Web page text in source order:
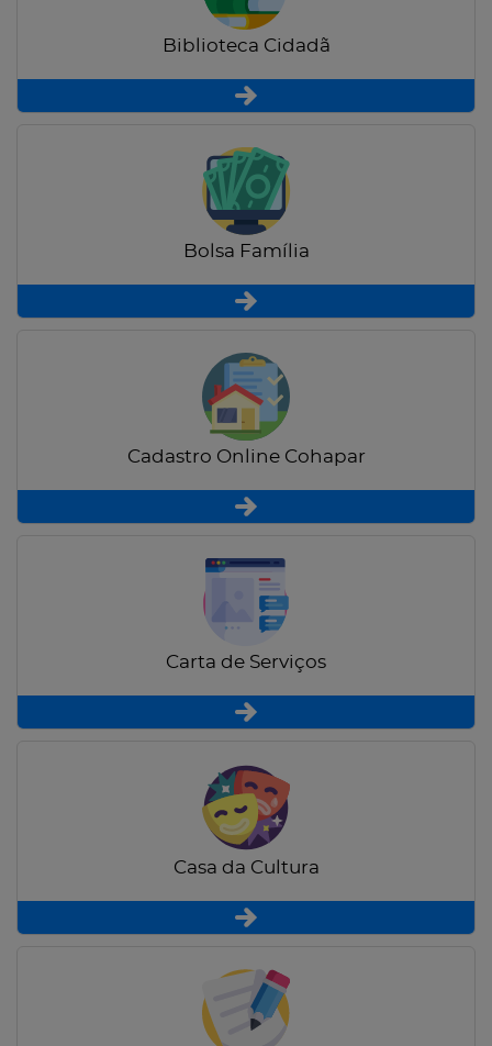
Biblioteca Cidadã
Bolsa Família
Cadastro Online Cohapar
Carta de Serviços
Casa da Cultura